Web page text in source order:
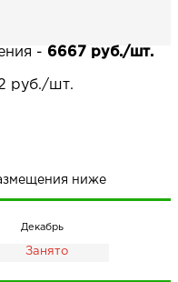
НАМ
- 6667 руб./шт.
руб./шт.
ниже
Декабрь